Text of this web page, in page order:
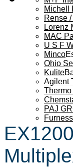
Michell
Rense
Lorenz
MAC
U S F
Minco
Ohio
Kulite
Agilent
PAJ